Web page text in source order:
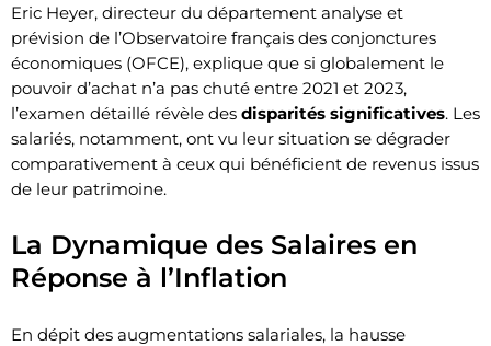
Eric Heyer, directeur du département analyse et
prévision de l’Observatoire français des conjonctures
économiques (OFCE), explique que si globalement le
pouvoir d’achat n’a pas chuté entre 2021 et 2023,
l’examen détaillé révèle des disparités significatives. Les
salariés, notamment, ont vu leur situation se dégrader
comparativement à ceux qui bénéficient de revenus issus
de leur patrimoine.
La Dynamique des Salaires en
Réponse à l’Inflation
En dépit des augmentations salariales, la hausse